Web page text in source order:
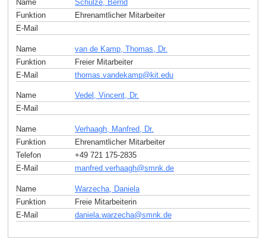
Name
Schulze, Bernd
Funktion
Ehrenamtlicher Mitarbeiter
E-Mail
Name
van de Kamp, Thomas, Dr.
Funktion
Freier Mitarbeiter
E-Mail
thomas.vandekamp@kit edu
Name
Vedel, Vincent, Dr.
E-Mail
Name
Verhaagh, Manfred, Dr.
Funktion
Ehrenamtlicher Mitarbeiter
Telefon
+49 721 175-2835
E-Mail
manfred.verhaagh@smnk.de
Name
Warzecha, Daniela
Funktion
Freie Mitarbeiterin
E-Mail
daniela.warzecha@smnk de